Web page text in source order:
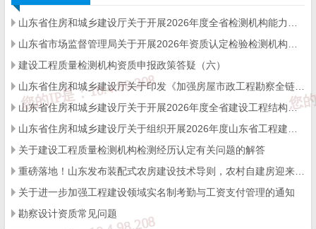
济南市住房和城乡建设局
序
号
1 国和电力（山东）有限公司
电力工程施工总
城市及道路照明
建设工程质量检测机构资质申报政策答疑（六）
山东省住房和城乡建设厅关于开展2026年度全省建设工程结构质量评价工作的通知
关于建设工程质量检测机构检测经历认定有关问题的解答
关于进一步加强工程建设领域实名制考勤与工资支付管理的通知
勘察设计资质常见问题